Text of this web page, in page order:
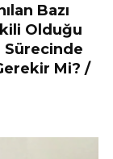
Bazı
Olduğu
Sürecinde
Mi? /